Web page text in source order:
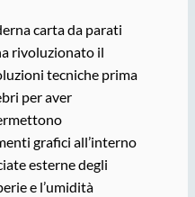
carta da parati
rivoluzionato il
tecniche prima
per aver
grafici all’interno
esterne degli
e l’umidità